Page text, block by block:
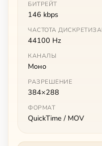
БИТРЕЙТ
146 kbps
ЧАСТОТА
44100 Hz
КАНАЛЫ
Моно
РАЗРЕШЕНИЕ
384×288
ФОРМАТ
QuickTime / MOV